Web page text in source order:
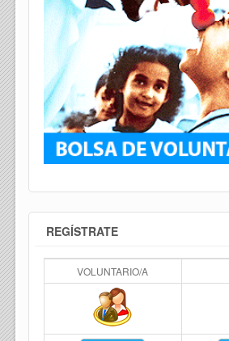
REGÍSTRATE
VOLUNTARIO/A